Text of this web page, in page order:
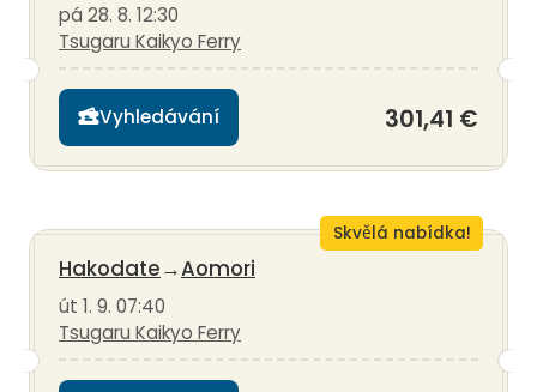
pá 28. 8. 12:30
Tsugaru Kaikyo Ferry
Vyhledávání 301,41 €
Skvělá nabídka!
Hakodate→Aomori
út 1. 9. 07:40
Tsugaru Kaikyo Ferry